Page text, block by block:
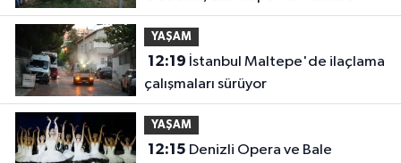
YAŞAM
12:19
çalışmaları sürüyor
YAŞAM
12:15